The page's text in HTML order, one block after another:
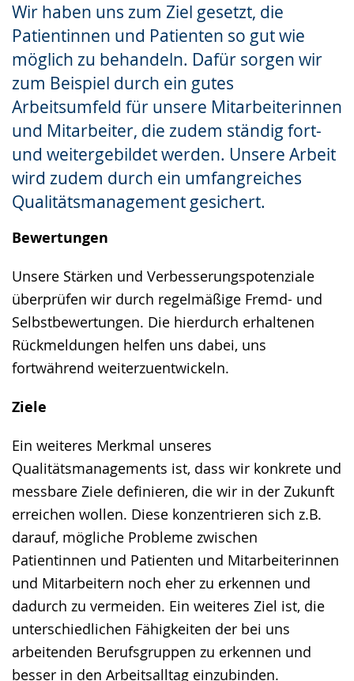
Wir haben uns zum Ziel gesetzt, die
Patientinnen und Patienten so gut wie
möglich zu behandeln. Dafür sorgen wir
zum Beispiel durch ein gutes
Arbeitsumfeld für unsere Mitarbeiterinnen
und Mitarbeiter, die zudem ständig fort-
und weitergebildet werden. Unsere Arbeit
wird zudem durch ein umfangreiches
Qualitätsmanagement gesichert.
Bewertungen
Unsere Stärken und Verbesserungspotenziale
überprüfen wir durch regelmäßige Fremd- und
Selbstbewertungen. Die hierdurch erhaltenen
Rückmeldungen helfen uns dabei, uns
fortwährend weiterzuentwickeln.
Ziele
Ein weiteres Merkmal unseres
Qualitätsmanagements ist, dass wir konkrete und
messbare Ziele definieren, die wir in der Zukunft
erreichen wollen. Diese konzentrieren sich z.B.
darauf, mögliche Probleme zwischen
Patientinnen und Patienten und Mitarbeiterinnen
und Mitarbeitern noch eher zu erkennen und
dadurch zu vermeiden. Ein weiteres Ziel ist, die
unterschiedlichen Fähigkeiten der bei uns
arbeitenden Berufsgruppen zu erkennen und
besser in den Arbeitsalltag einzubinden.
wechseln.
Deutscher
Gebärdensprache
wird
angezeigt.